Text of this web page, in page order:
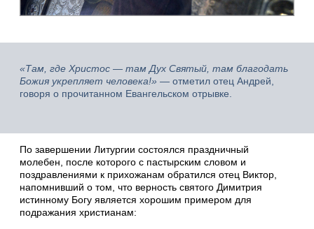
«Там, где Христос — там Дух Святый, там благодать
Божия укрепляет человека!» — отметил отец Андрей,
говоря о прочитанном Евангельском отрывке.
По завершении Литургии состоялся праздничный
молебен, после которого с пастырским словом и
поздравлениями к прихожанам обратился отец Виктор,
напомнивший о том, что верность святого Димитрия
истинному Богу является хорошим примером для
подражания христианам: